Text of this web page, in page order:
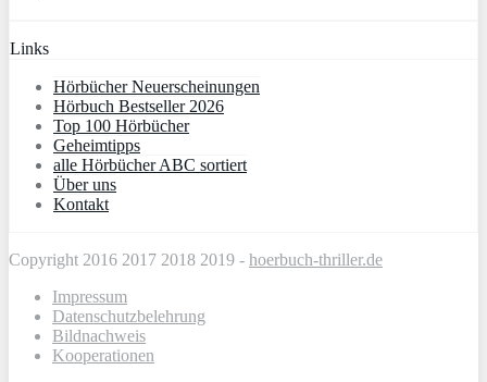
Links
Hörbücher Neuerscheinungen
Hörbuch Bestseller 2026
Top 100 Hörbücher
Geheimtipps
alle Hörbücher ABC sortiert
Über uns
Kontakt
Copyright 2016 2017 2018 2019 - hoerbuch-thriller.de
Impressum
Datenschutzbelehrung
Bildnachweis
Kooperationen